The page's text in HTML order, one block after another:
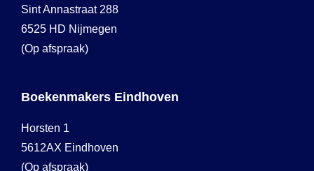
Sint Annastraat 288
6525 HD Nijmegen
(Op afspraak)
Boekenmakers Eindhoven
Horsten 1
5612AX Eindhoven
(Op afspraak)